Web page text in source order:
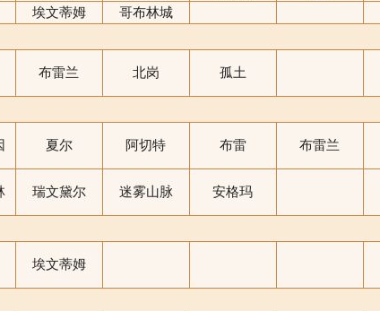
埃文蒂姆 哥布林城
布雷兰 北岗 孤土
夏尔 阿切特 布雷 布雷兰
瑞文黛尔 迷雾山脉 安格玛
埃文蒂姆